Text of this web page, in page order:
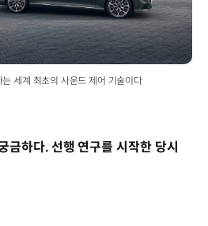
세계 최초의 사운드 제어 기술이다
금하다. 선행 연구를 시작한 당시